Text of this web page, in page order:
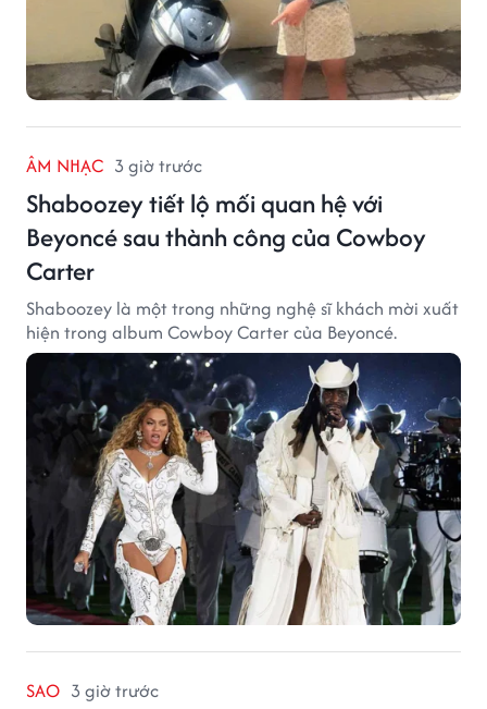
ÂM NHẠC 3 giờ trước
Shaboozey tiết lộ mối quan hệ với
Beyoncé sau thành công của Cowboy
Carter
Shaboozey là một trong những nghệ sĩ khách mời xuất
hiện trong album Cowboy Carter của Beyoncé.
SAO 3 giờ trước